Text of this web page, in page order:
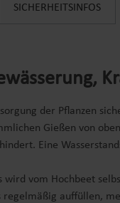
SICHERHEITSINFOS
der Pflanzen
Gießen von
Eine
vom Hochbeet
auffüllen,